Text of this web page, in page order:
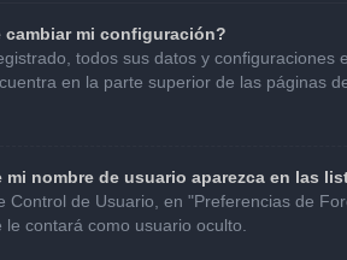
cambiar mi configuración?
todos sus datos y
en la parte superior de las páginas
mi nombre de usuario aparezca en las
Control de Usuario, en "Preferencias de
contará como usuario oculto.